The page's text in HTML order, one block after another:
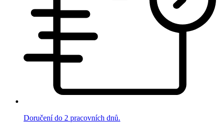
Doručení do 2 pracovních dnů.